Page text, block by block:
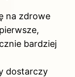
na zdrowe
bardziej
dostarczy